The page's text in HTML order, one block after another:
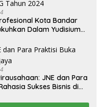
Kota Bandar
Dalam Yudisium
JNE dan Para
Sukses Bisnis di